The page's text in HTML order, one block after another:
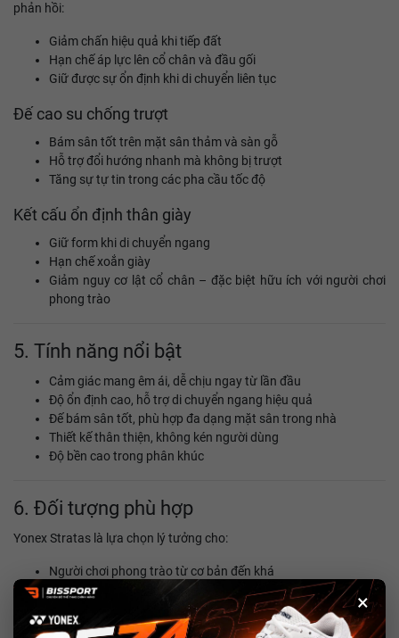
×
phản hồi:
Giảm chấn hiệu quả khi tiếp đất
Hạn chế áp lực lên cổ chân và đầu gối
Giữ được sự ổn định khi di chuyển liên tục
Đế cao su chống trượt
Bám sân tốt trên mặt sân thảm và sàn gỗ
Hỗ trợ đổi hướng nhanh mà không bị trượt
Tăng sự tự tin trong các pha cầu tốc độ
Kết cấu ổn định thân giày
Giữ form khi di chuyển ngang
Hạn chế xoắn giày
Giảm nguy cơ lật cổ chân – đặc biệt hữu ích với người chơi
phong trào
5. Tính năng nổi bật
Cảm giác mang êm ái, dễ chịu ngay từ lần đầu
Độ ổn định cao, hỗ trợ di chuyển ngang hiệu quả
Đế bám sân tốt, phù hợp đa dạng mặt sân trong nhà
Thiết kế thân thiện, không kén người dùng
Độ bền cao trong phân khúc
6. Đối tượng phù hợp
Yonex Stratas là lựa chọn lý tưởng cho:
Người chơi phong trào từ cơ bản đến khá
Người mới bắt đầu cần một đôi giày dễ làm quen
Người chơi thường xuyên (2–4 buổi/tuần)
Khách hàng ưu tiên sự ổn định và độ bền hơn là công nghệ